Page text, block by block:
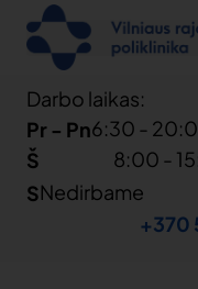
Darbo laikas:
Pr - Pn6:30 -
Š
8:00 -
SNedirbame
+370